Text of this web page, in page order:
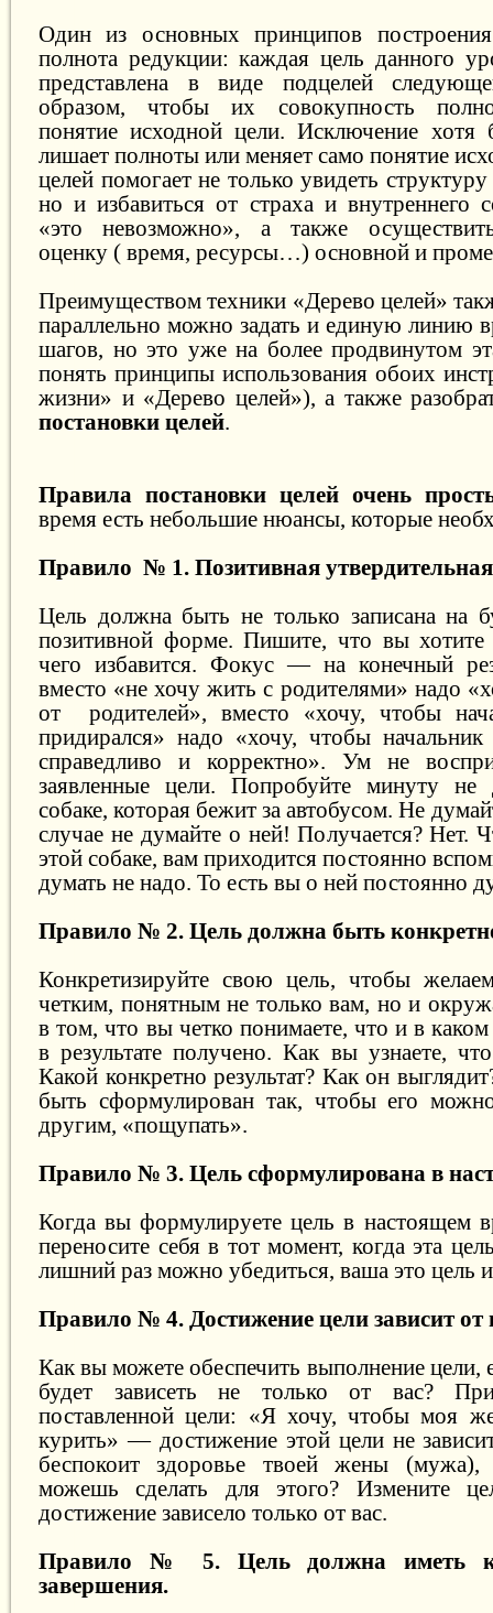
Один из основных принципов
полнота редукции: каждая цель данного
представлена в виде подцелей
образом, чтобы их совокупность
понятие исходной цели. Исключение хотя
лишает полноты или меняет само понятие
целей помогает не только увидеть
но и избавиться от страха и внутреннего
«это невозможно», а также
оценку ( время, ресурсы…) основной и
Преимуществом техники «Дерево целей»
параллельно можно задать и единую линию
шагов, но это уже на более продвинутом
понять принципы использования обоих
жизни» и «Дерево целей»), а также
постановки целей.
Правила постановки целей очень
время есть небольшие нюансы, которые
Правило № 1. Позитивная
Цель должна быть не только записана на
позитивной форме. Пишите, что вы хотите
чего избавится. Фокус — на конечный
вместо «не хочу жить с родителями» надо
от родителей», вместо «хочу, чтобы
придирался» надо «хочу, чтобы
справедливо и корректно». Ум не
заявленные цели. Попробуйте минуту не
собаке, которая бежит за автобусом. Не
случае не думайте о ней! Получается? Нет.
этой собаке, вам приходится постоянно
думать не надо. То есть вы о ней постоянно
Правило № 2. Цель должна быть
Конкретизируйте свою цель, чтобы
четким, понятным не только вам, но и
в том, что вы четко понимаете, что и в
в результате получено. Как вы узнаете,
Какой конкретно результат? Как он
быть сформулирован так, чтобы его
другим, «пощупать».
Правило № 3. Цель сформулирована в
Когда вы формулируете цель в настоящем
переносите себя в тот момент, когда эта
лишний раз можно убедиться, ваша это цель
Правило № 4. Достижение цели зависит от
Как вы можете обеспечить выполнение цели,
будет зависеть не только от вас?
поставленной цели: «Я хочу, чтобы моя
курить» — достижение этой цели не
беспокоит здоровье твоей жены
можешь сделать для этого? Измените
достижение зависело только от вас.
Правило № 5. Цель должна иметь
завершения.